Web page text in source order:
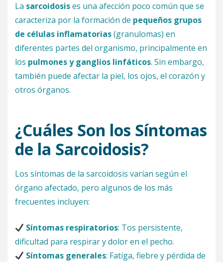
La sarcoidosises una afección poco común que se
caracteriza por la formación de pequeños grupos
de células inflamatorias(granulomas) en
diferentes partes del organismo, principalmente en
los pulmones y ganglios linfáticos. Sin embargo,
también puede afectar la piel, los ojos, el corazón y
otros órganos.
¿Cuáles Son los Síntomas
de la Sarcoidosis?
Los síntomas de la sarcoidosis varían según el
órgano afectado, pero algunos de los más
frecuentes incluyen:
Síntomas respiratorios: Tos persistente,
dificultad para respirar y dolor en el pecho.
Síntomas generales: Fatiga, fiebre y pérdida de